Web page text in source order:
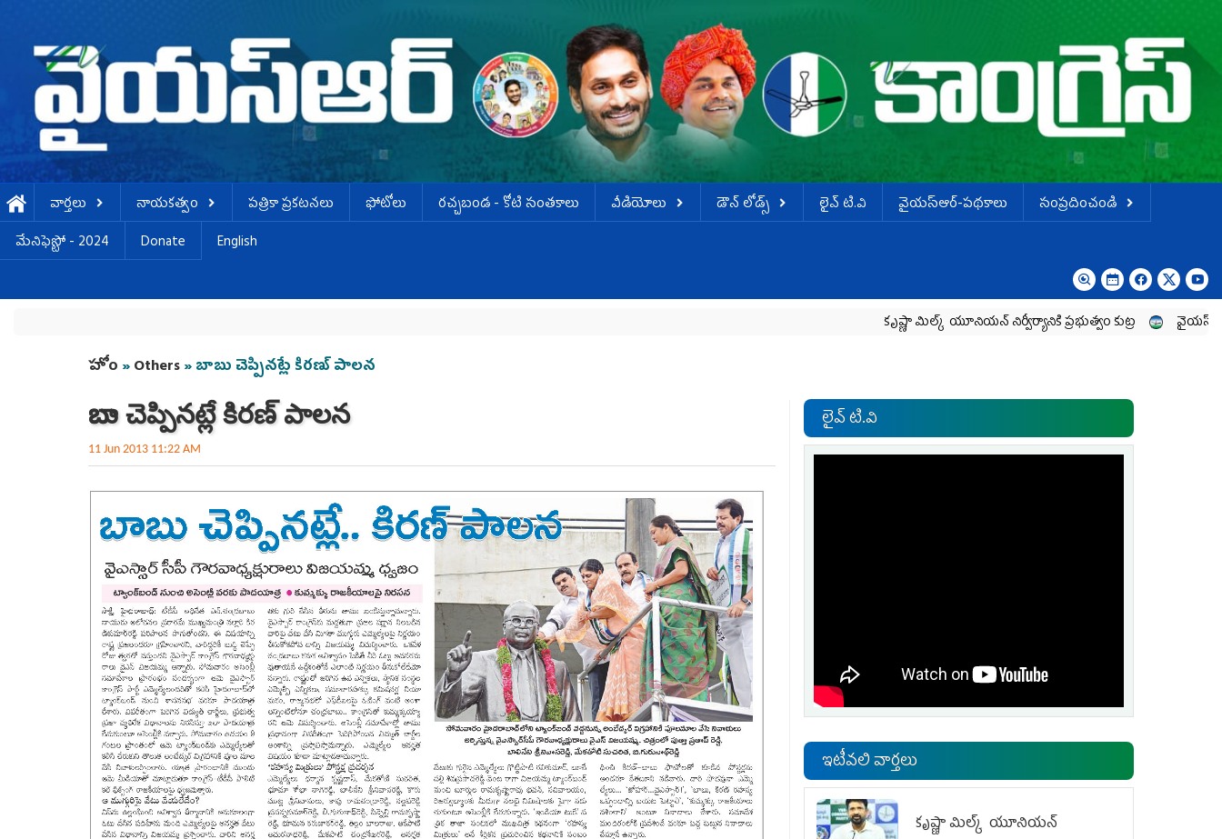
వార్తలు నాయకత్వం పత్రికా ప్రకటనలు ఫోటోలు ర‌చ్చ‌బండ‌ - కోటి సంత‌కాలు వీడియోలు డౌన్ లోడ్స్ లైవ్ టి.వి వైయస్ఆర్-పథకాలు
సంప్రదించండి
మేనిఫెస్టో - 2024
Donate English
కృష్ణా మిల్క్‌ యూనియన్‌ నిర్వీర్యానికి ప్రభుత్వం కుట్ర వైయ‌స్ జగన్‌ ను
You are here
హోం »Others» బాబు చెప్పినట్లే కిరణ్ పాలన
బాబు చెప్పినట్లే కిరణ్ పాలన
11 Jun 2013 11:22 AM
లైవ్ టి.వి
ఇటీవలి వార్తలు
కృష్ణా మిల్క్‌ యూనియన్‌